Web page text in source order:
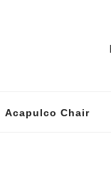
Acapulco Chair